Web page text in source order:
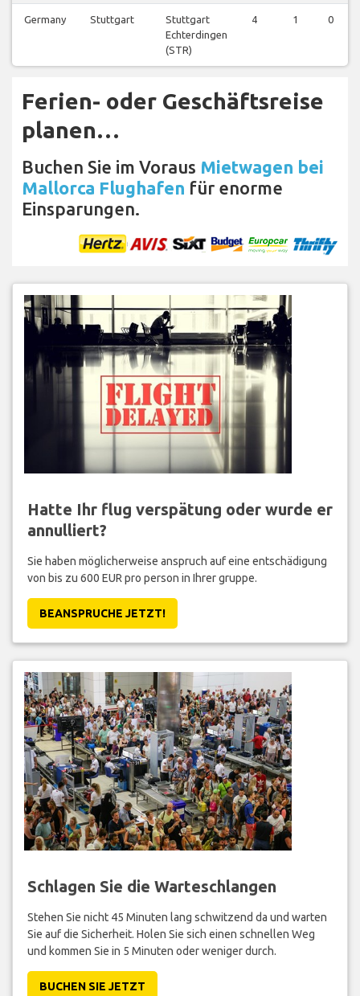
Germany Stuttgart
Stuttgart
Echterdingen
(STR)
4 1 0
Ferien- oder Geschäftsreise
planen…
Buchen Sie im Voraus Mietwagen bei
Mallorca Flughafen für enorme
Einsparungen.
Hatte Ihr flug verspätung oder wurde er
annulliert?
Sie haben möglicherweise anspruch auf eine entschädigung
von bis zu 600 EUR pro person in Ihrer gruppe.
BEANSPRUCHE JETZT!
Schlagen Sie die Warteschlangen
Stehen Sie nicht 45 Minuten lang schwitzend da und warten
Sie auf die Sicherheit. Holen Sie sich einen schnellen Weg
und kommen Sie in 5 Minuten oder weniger durch.
BUCHEN SIE JETZT